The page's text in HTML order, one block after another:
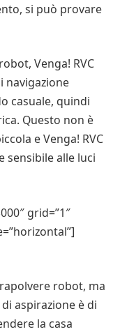
si può provare
Venga! RVC
navigazione
casuale, quindi
Questo non è
e Venga! RVC
sensibile alle luci
grid=”1″
robot, ma
aspirazione è di
la casa